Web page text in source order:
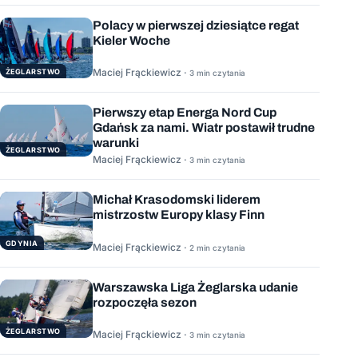
ŻEGLARSTWO
Polacy w pierwszej dziesiątce regat
Kieler Woche
Maciej Frąckiewicz · 3 min czytania
ŻEGLARSTWO
Pierwszy etap Energa Nord Cup
Gdańsk za nami. Wiatr postawił trudne
warunki
Maciej Frąckiewicz · 3 min czytania
GDYNIA
Michał Krasodomski liderem
mistrzostw Europy klasy Finn
Maciej Frąckiewicz · 2 min czytania
ŻEGLARSTWO
Warszawska Liga Żeglarska udanie
rozpoczęła sezon
Maciej Frąckiewicz · 3 min czytania